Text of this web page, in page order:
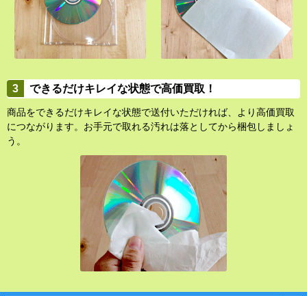
できるだけキレイな状態で高価買取！
商品をできるだけキレイな状態で送付いただければ、より高価買取
につながります。お手元で取れる汚れは落としてから梱包しましょ
う。